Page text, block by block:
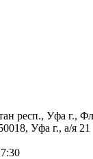
респ., Уфа г.,
Уфа г., а/я 21